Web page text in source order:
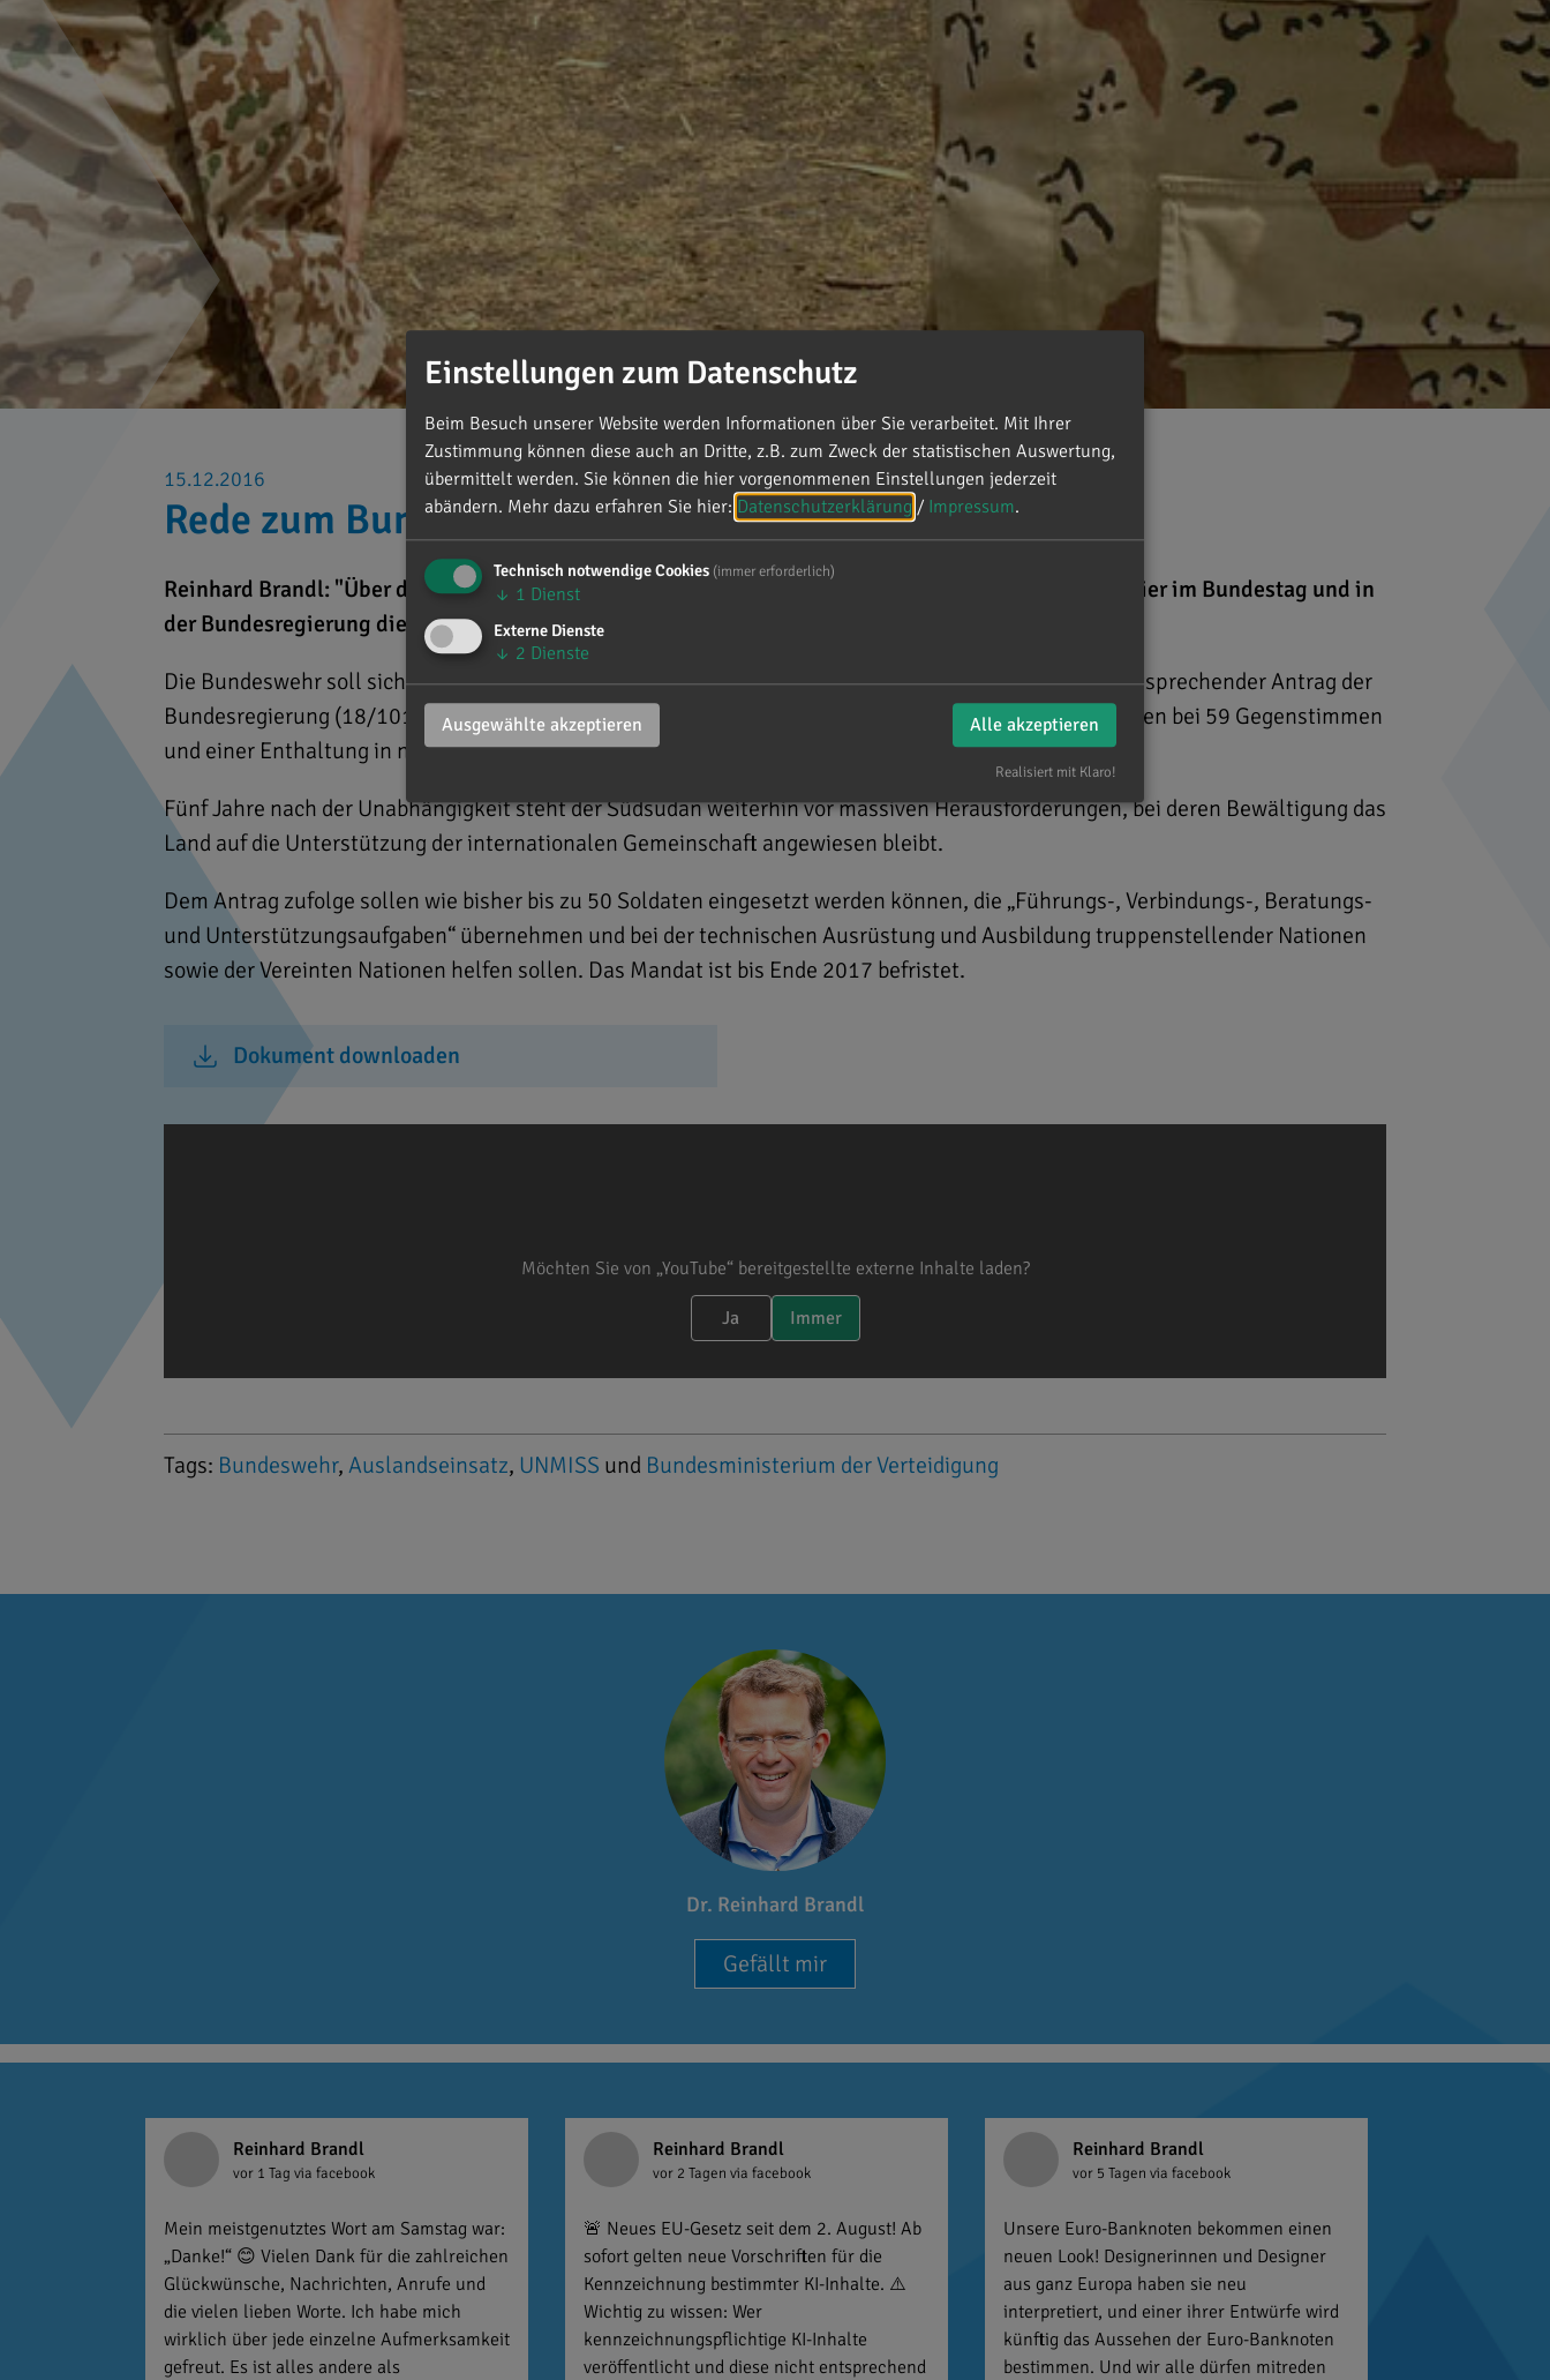
15.12.2016
Rede zum Bundeswehreinsatz UNMISS im Südsudan
Reinhard Brandl: "Über den Südsudan liest man kaum etwas in der Presse, trotzdem vergessen wir hier im Bundestag und in
der Bundesregierung dieses Land und die Menschen nicht."
Die Bundeswehr soll sich weiter an der UN-Friedensmission im Südsudan (UNMISS) beteiligen. Ein entsprechender Antrag der
Bundesregierung (18/10188) wurde am 15. Dezember 2016 abschließend beraten und mit 503 Stimmen bei 59 Gegenstimmen
und einer Enthaltung in namentlicher Abstimmung angenommen.
Fünf Jahre nach der Unabhängigkeit steht der Südsudan weiterhin vor massiven Herausforderungen, bei deren Bewältigung das
Land auf die Unterstützung der internationalen Gemeinschaft angewiesen bleibt.
Dem Antrag zufolge sollen wie bisher bis zu 50 Soldaten eingesetzt werden können, die „Führungs-, Verbindungs-, Beratungs-
und Unterstützungsaufgaben“ übernehmen und bei der technischen Ausrüstung und Ausbildung truppenstellender Nationen
sowie der Vereinten Nationen helfen sollen. Das Mandat ist bis Ende 2017 befristet.
Dokument downloaden
Möchten Sie von „YouTube“ bereitgestellte externe Inhalte laden?
Ja Immer
Tags: Bundeswehr, Auslandseinsatz, UNMISS und Bundesministerium der Verteidigung
Dr. Reinhard Brandl
Gefällt mir
Reinhard Brandl
vor 1 Tag via facebook
Mein meistgenutztes Wort am Samstag war:
„Danke!“ 😊 Vielen Dank für die zahlreichen
Glückwünsche, Nachrichten, Anrufe und
die vielen lieben Worte. Ich habe mich
wirklich über jede einzelne Aufmerksamkeit
gefreut. Es ist alles andere als
Reinhard Brandl
vor 2 Tagen via facebook
🚨 Neues EU-Gesetz seit dem 2. August! Ab
sofort gelten neue Vorschriften für die
Kennzeichnung bestimmter KI-Inhalte. ⚠️
Wichtig zu wissen: Wer
kennzeichnungspflichtige KI-Inhalte
veröffentlicht und diese nicht entsprechend
Reinhard Brandl
vor 5 Tagen via facebook
Unsere Euro-Banknoten bekommen einen
neuen Look! Designerinnen und Designer
aus ganz Europa haben sie neu
interpretiert, und einer ihrer Entwürfe wird
künftig das Aussehen der Euro-Banknoten
bestimmen. Und wir alle dürfen mitreden
Einstellungen zum Datenschutz
Beim Besuch unserer Website werden Informationen über Sie verarbeitet. Mit Ihrer
Zustimmung können diese auch an Dritte, z.B. zum Zweck der statistischen Auswertung,
übermittelt werden. Sie können die hier vorgenommenen Einstellungen jederzeit
abändern. Mehr dazu erfahren Sie hier: Datenschutzerklärung / Impressum.
Technisch notwendige Cookies (immer erforderlich)
↓ 1 Dienst
Externe Dienste
↓ 2 Dienste
Ausgewählte akzeptieren Alle akzeptieren
Realisiert mit Klaro!